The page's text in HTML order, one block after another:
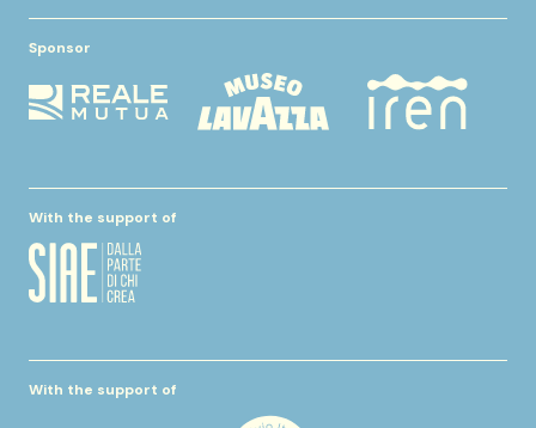
Sponsor
With the support of
With the support of